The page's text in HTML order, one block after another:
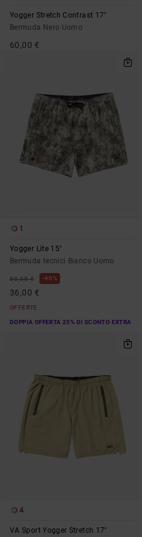
Yogger Stretch Contrast 17"
Bermuda Nero Uomo
60,00 €
1
Yogger Lite 15"
Bermuda tecnici Bianco Uomo
60,00 € 40%
36,00 €
OFFERTE
DOPPIA OFFERTA 25% DI SCONTO EXTRA
4
VA Sport Yogger Stretch 17"